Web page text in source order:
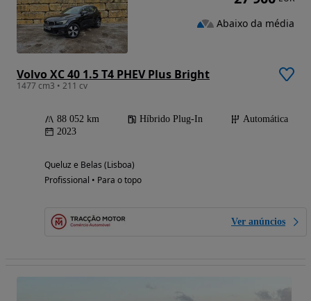
Volvo XC 40 1.5 T4 PHEV Plus Bright
1477 cm3 • 211 cv
88 052 km Híbrido Plug-In
Automática
2023
Queluz e Belas (Lisboa)
Profissional • Para o topo
Ver anúncios
Abaixo da média